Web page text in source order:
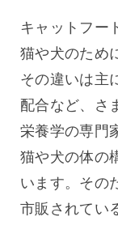
キャットフー
猫や犬のため
その違いは主
配合など、さ
栄養学の専門
猫や犬の体の
います。その
市販されてい